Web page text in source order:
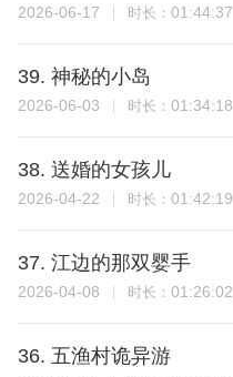
2026-06-17 时长： 01:44:37
39. 神秘的小岛
2026-06-03 时长： 01:34:18
38. 送婚的女孩儿
2026-04-22 时长： 01:42:19
37. 江边的那双婴手
2026-04-08 时长： 01:26:02
36. 五渔村诡异游